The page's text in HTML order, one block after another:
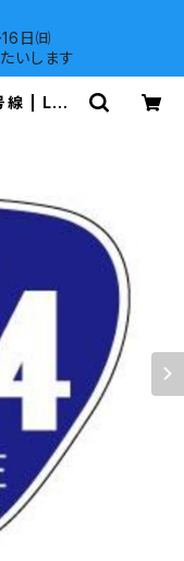
日㈰
いします
線 | LOV